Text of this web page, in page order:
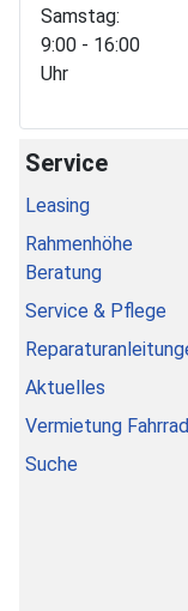
Samstag:
9:00 - 16:00
Uhr
Service
Leasing
Rahmenhöhe
Beratung
Service & Pflege
Aktuelles
Vermietung Fahrrad
Suche